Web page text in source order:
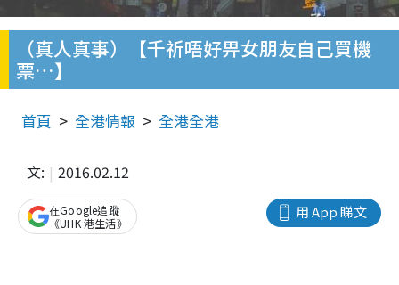
（真人真事）【千祈唔好畀女朋友自己買機
票…】
首頁 全港情報 全港全港
文: 2016.02.12
用 App 睇文
在Google追蹤
《UHK 港生活》